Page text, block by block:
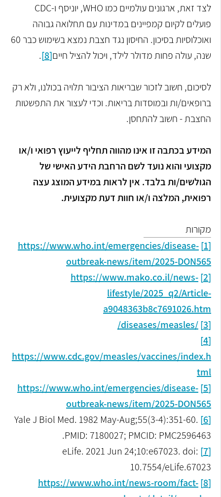
לצד זאת, ארגונים עולמיים כמו WHO, יוניסף ו-CDC
פועלים לקיום קמפיינים במדינות עם תחלואה גבוהה
ואוכלוסיות בסיכון. החיסון נגד חצבת נמצא בשימוש כבר 60
שנה, עולה פחות מדולר לילד, ויכול להציל חיים[8]
.
לסיכום, חשוב לזכור שבריאות הציבור תלויה בכולנו, ולא רק
ברופאים/ות ובמוסדות בריאות. וכדי לעצור את התפשטות
החצבת - חשוב להתחסן.
המידע בכתבה זו אינו מהווה תחליף לייעוץ רפואי ו/או
מקצועי והוא נועד לשם הרחבת הידע האישי של
הגולשים/ות בלבד. אין לראות במידע המוצג עצה
רפואית, המלצה ו/או חוות דעת מקצועית.
מקורות
[1]
https://www.who.int/emergencies/disease-
outbreak-news/item/2025-DON565
[2]
https://www.mako.co.il/news-
lifestyle/2025_q2/Article-
a9048363b8c7691026.htm
[3]
/diseases/measles/
[4]
https://www.cdc.gov/measles/vaccines/index.h
tml
[5]
https://www.who.int/emergencies/disease-
outbreak-news/item/2025-DON565
[6]
Yale J Biol Med. 1982 May-Aug;55(3-4):351-60.
PMID: 7180027; PMCID: PMC2596463.
[7]
eLife. 2021 Jun 24;10:e67023. doi:
10.7554/eLife.67023
[8]
https://www.who.int/news-room/fact-